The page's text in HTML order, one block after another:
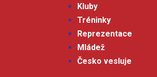
Kluby
Tréninky
Reprezentace
Mládež
Česko vesluje